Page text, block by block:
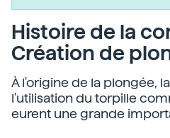
Histoire de la
Création de
À l'origine de la plongée,
l'utilisation du torpille
eurent une grande